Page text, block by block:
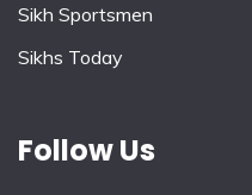
Sikh Sportsmen
Sikhs Today
Follow Us